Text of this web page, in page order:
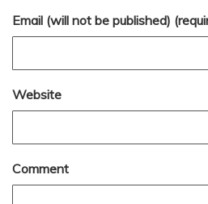
Email (will not be published)
Website
Comment